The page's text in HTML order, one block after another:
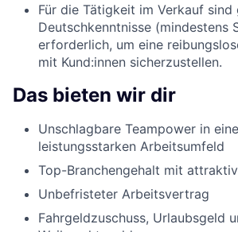
Für die Tätigkeit im Verkauf sind
Deutschkenntnisse (mindestens
erforderlich, um eine
mit Kund:innen sicherzustellen.
Das bieten wir dir
Unschlagbare Teampower in
leistungsstarken Arbeitsumfeld
Top-Branchengehalt mit
Unbefristeter Arbeitsvertrag
Fahrgeldzuschuss, Urlaubsgeld